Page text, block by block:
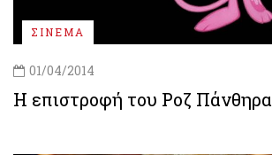
ΣΙΝΕΜΑ
01/04/2014
Η επιστροφή του Ροζ Πάνθηρα